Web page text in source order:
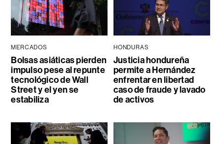
MERCADOS
Bolsas asiáticas pierden
impulso pese al repunte
tecnológico de Wall
Street y el yen se
estabiliza
HONDURAS
Justicia hondureña
permite a Hernández
enfrentar en libertad
caso de fraude y lavado
de activos